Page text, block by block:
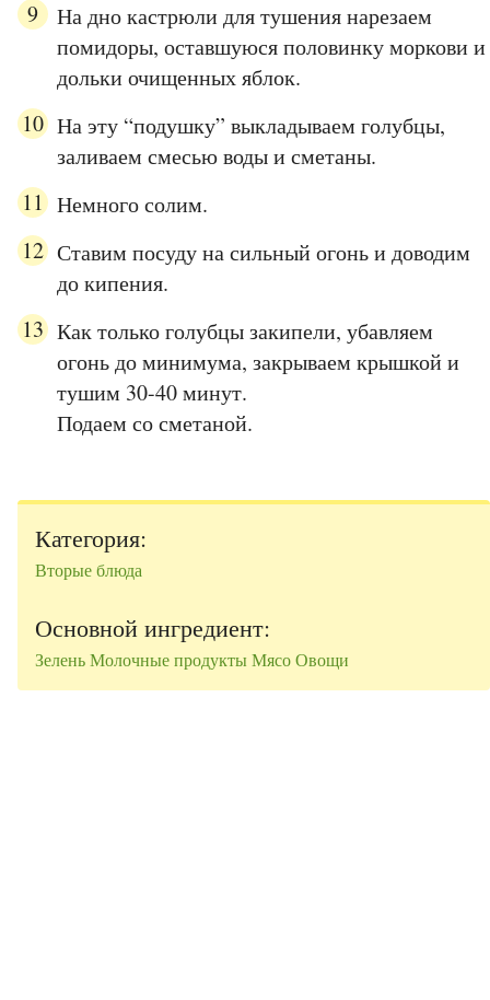
На дно кастрюли для тушения нарезаем
помидоры, оставшуюся половинку моркови и
дольки очищенных яблок.
На эту “подушку” выкладываем голубцы,
заливаем смесью воды и сметаны.
Немного солим.
Ставим посуду на сильный огонь и доводим
до кипения.
Как только голубцы закипели, убавляем
огонь до минимума, закрываем крышкой и
тушим 30-40 минут.
Подаем со сметаной.
Категория:
Вторые блюда
Основной ингредиент:
ЗеленьМолочные продуктыМясоОвощи